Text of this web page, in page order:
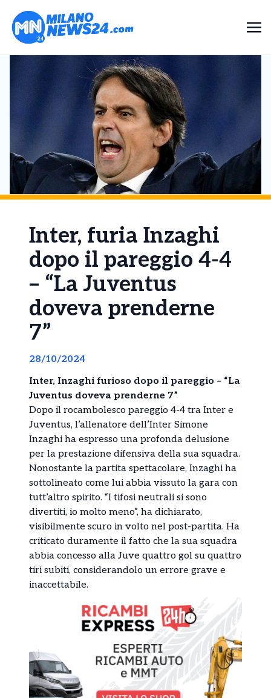
Inter, furia Inzaghi
dopo il pareggio 4-4
– “La Juventus
doveva prenderne
7”
28/10/2024
Inter, Inzaghi furioso dopo il pareggio – “La
Juventus doveva prenderne 7”
Dopo il rocambolesco pareggio 4-4 tra Inter e
Juventus, l’allenatore dell’Inter Simone
Inzaghi ha espresso una profonda delusione
per la prestazione difensiva della sua squadra.
Nonostante la partita spettacolare, Inzaghi ha
sottolineato come lui abbia vissuto la gara con
tutt’altro spirito. “I tifosi neutrali si sono
divertiti, io molto meno”, ha dichiarato,
visibilmente scuro in volto nel post-partita. Ha
criticato duramente il fatto che la sua squadra
abbia concesso alla Juve quattro gol su quattro
tiri subiti, considerandolo un errore grave e
inaccettabile.